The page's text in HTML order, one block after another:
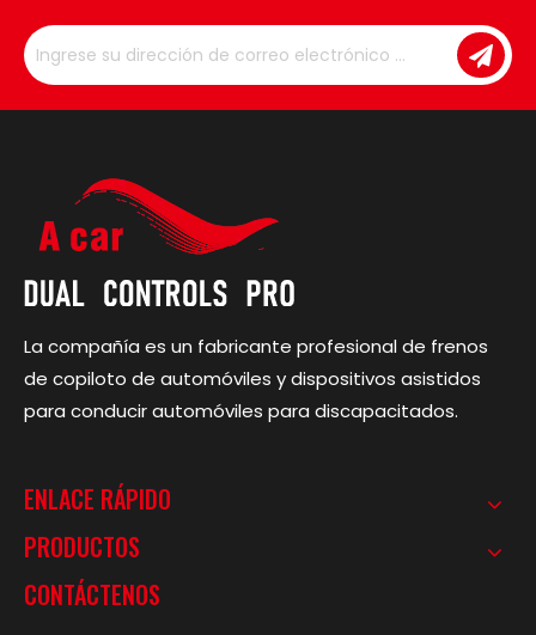
La compañía es un fabricante profesional de frenos
de copiloto de automóviles y dispositivos asistidos
para conducir automóviles para discapacitados.
ENLACE RÁPIDO
PRODUCTOS
CONTÁCTENOS